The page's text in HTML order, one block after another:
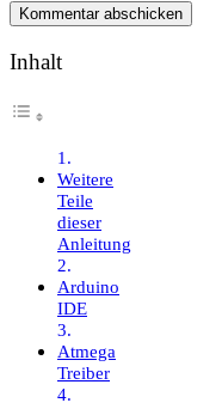
Inhalt
Weitere
Teile
dieser
Anleitung
Arduino
IDE
Atmega
Treiber